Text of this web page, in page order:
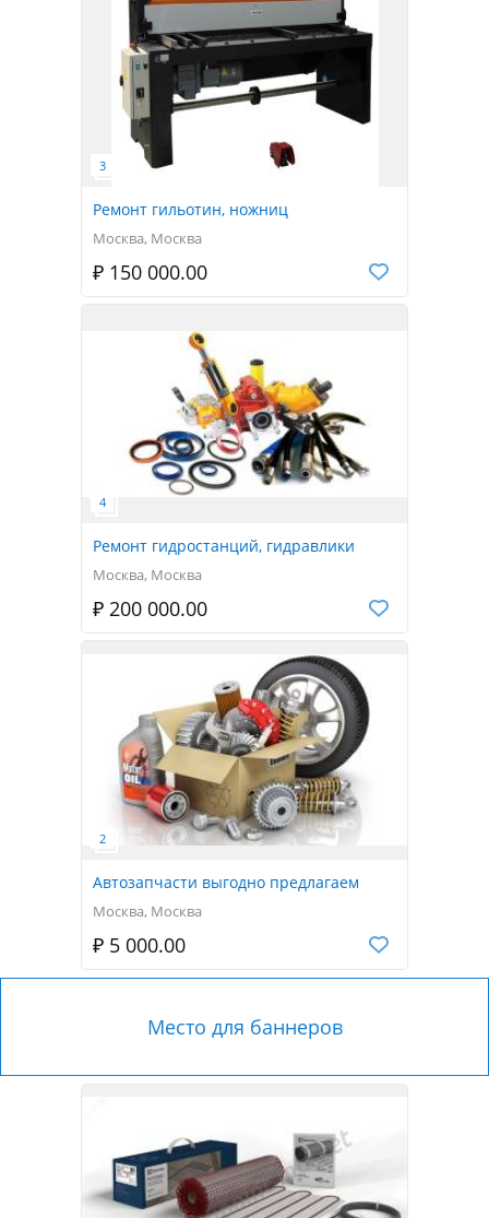
Ремонт гильотин, ножниц
Москва, Москва
₽ 150 000.00
Ремонт гидростанций, гидравлики
Москва, Москва
₽ 200 000.00
Автозапчасти выгодно предлагаем
Москва, Москва
₽ 5 000.00
Место для баннеров